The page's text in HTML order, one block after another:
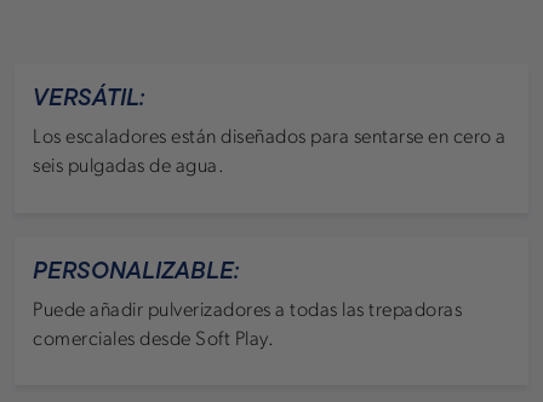
VERSÁTIL:
Los escaladores están diseñados para sentarse en cero a
seis pulgadas de agua.
PERSONALIZABLE:
Puede añadir pulverizadores a todas las trepadoras
comerciales desde Soft Play.